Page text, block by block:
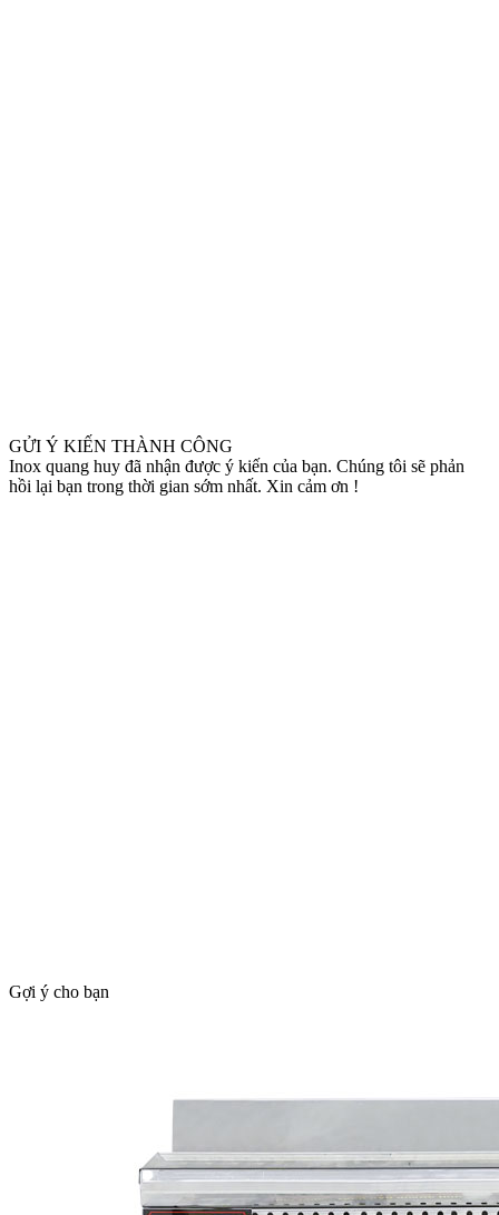
GỬI Ý KIẾN THÀNH CÔNG
Inox quang huy đã nhận được ý kiến của bạn. Chúng tôi sẽ phản
hồi lại bạn trong thời gian sớm nhất. Xin cảm ơn !
Gợi ý cho bạn